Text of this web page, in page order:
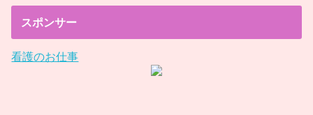
スポンサー
看護のお仕事